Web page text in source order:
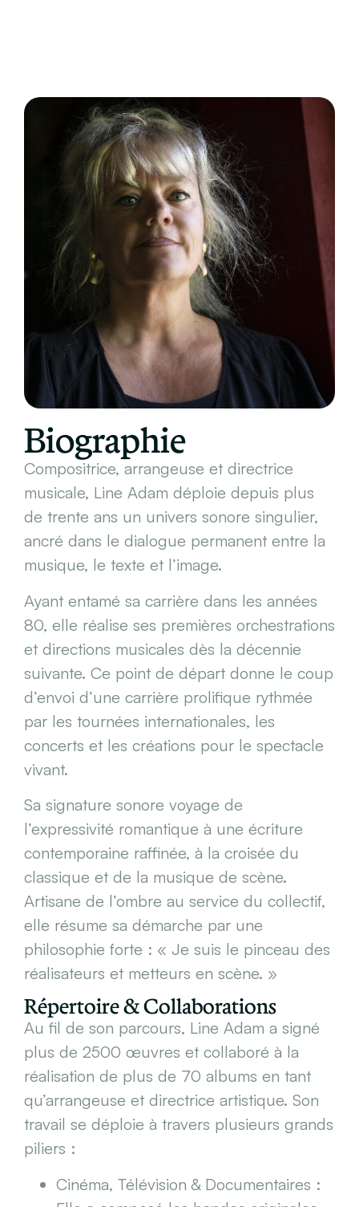
Biographie
Compositrice, arrangeuse et directrice
musicale, Line Adam déploie depuis plus
de trente ans un univers sonore singulier,
ancré dans le dialogue permanent entre la
musique, le texte et l’image.
Ayant entamé sa carrière dans les années
80, elle réalise ses premières orchestrations
et directions musicales dès la décennie
suivante. Ce point de départ donne le coup
d’envoi d’une carrière prolifique rythmée
par les tournées internationales, les
concerts et les créations pour le spectacle
vivant.
Sa signature sonore voyage de
l’expressivité romantique à une écriture
contemporaine raffinée, à la croisée du
classique et de la musique de scène.
Artisane de l’ombre au service du collectif,
elle résume sa démarche par une
philosophie forte : « Je suis le pinceau des
réalisateurs et metteurs en scène. »
Répertoire & Collaborations
Au fil de son parcours, Line Adam a signé
plus de 2500 œuvres et collaboré à la
réalisation de plus de 70 albums en tant
qu’arrangeuse et directrice artistique. Son
travail se déploie à travers plusieurs grands
piliers :
Cinéma, Télévision & Documentaires :